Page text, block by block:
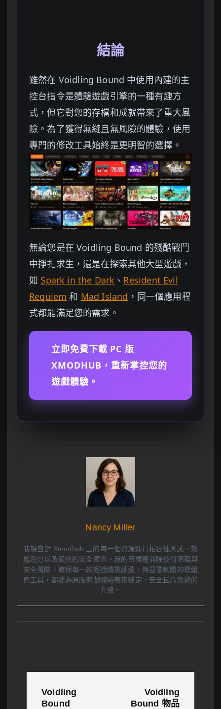
結論
雖然在 Voidling Bound 中使用內建的主
控台指令是體驗遊戲引擎的一種有趣方
式，但它對您的存檔和成就帶來了重大風
險。為了獲得無縫且無風險的體驗，使用
專門的修改工具始終是更明智的選擇。
無論您是在 Voidling Bound 的殘酷戰鬥
中掙扎求生，還是在探索其他大型遊戲，
如 Spark in the Dark 、 Resident Evil
Requiem 和 Mad Island ，同一個應用程
式都能滿足您的需求。
立即免費下載 PC 版
XMODHUB，重新掌控您的
遊戲體驗。
Nancy Miller
我親自對 Xmodhub 上的每一個資源進行相容性測試、效
能跑分以及嚴格的安全審查。我的目標是消除技術阻礙與
安全風險，確保每一款經過精挑細選、無惡意軟體的模組
與工具，都能為原版遊戲體驗帶來穩定、安全且高效能的
升級。
Voidling
Bound
Voidling
Bound 物品